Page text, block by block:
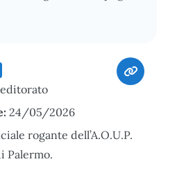
24/05/2026
rogante dell’A.O.U.P.
Palermo.